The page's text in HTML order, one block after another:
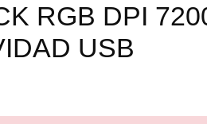
RGB DPI
USB